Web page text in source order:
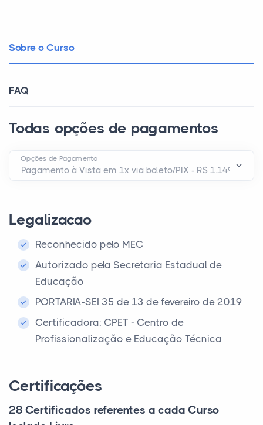
Sobre o Curso
FAQ
Todas opções de pagamentos
Opções de Pagamento
Legalizacao
Reconhecido pelo MEC
Autorizado pela Secretaria Estadual de
Educação
PORTARIA-SEI 35 de 13 de fevereiro de 2019
Certificadora: CPET - Centro de
Profissionalização e Educação Técnica
Certificações
28 Certificados referentes a cada Curso